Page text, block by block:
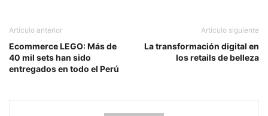
Artículo anterior
Ecommerce LEGO: Más de
40 mil sets han sido
entregados en todo el Perú
Artículo siguiente
La transformación digital en
los retails de belleza